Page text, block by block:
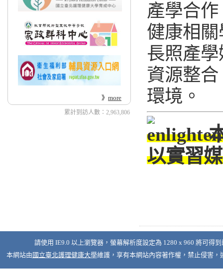
》 more
累計到訪人數：2,963,806
產學合
健康相
長照產
資源整合
環境。
以實習
請使用 IE9.0 以上瀏覽器，螢幕解析度設定為 1280 x 960 將可得
本網站由 國立臺北護理健康大學維護，享有本網站內容著作權，禁止侵害，